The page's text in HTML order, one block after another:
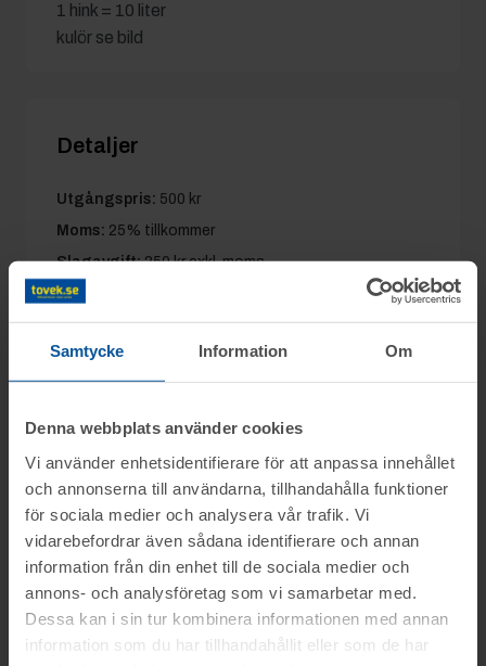
Samtycke Information Om
Denna webbplats använder cookies
Vi använder enhetsidentifierare för att anpassa innehållet
och annonserna till användarna, tillhandahålla funktioner
för sociala medier och analysera vår trafik. Vi
vidarebefordrar även sådana identifierare och annan
information från din enhet till de sociala medier och
annons- och analysföretag som vi samarbetar med.
Dessa kan i sin tur kombinera informationen med annan
information som du har tillhandahållit eller som de har
1 hink = 10 liter
kulör se bild
Detaljer
Utgångspris: 500 kr
Moms: 25% tillkommer
Slagavgift: 250 krexkl. moms
Information
Objektet säljes i befintligt skick.
Det är upp till köparen att kontrollera
objektet vid angiven tid för visning.
OBS! Lagda bud kan inte tas bort!
Vid konkursutförsäljning gäller inte
Frågor
Clas 0709-255401
Du kan alltid kontakta oss på 0346-48770 för
generella frågor om auktioner och rop.
Visning
Kalmar
Betalning